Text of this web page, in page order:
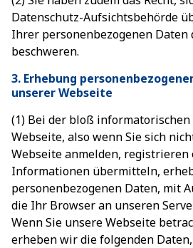
Datenschutz-Aufsichtsbehörde
Ihrer personenbezogenen Daten
beschweren.
3. Erhebung
unserer Webseite
(1) Bei der bloß
Webseite, also wenn Sie sich
Webseite anmelden, registrieren
Informationen übermitteln,
personenbezogenen Daten, mit
die Ihr Browser an unseren
Wenn Sie unsere Webseite
erheben wir die folgenden